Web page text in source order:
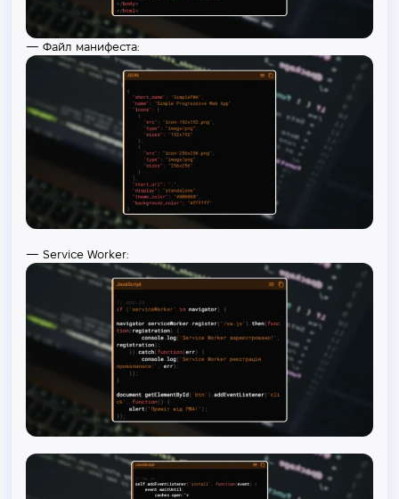
— Файл манифеста:
— Service Worker: